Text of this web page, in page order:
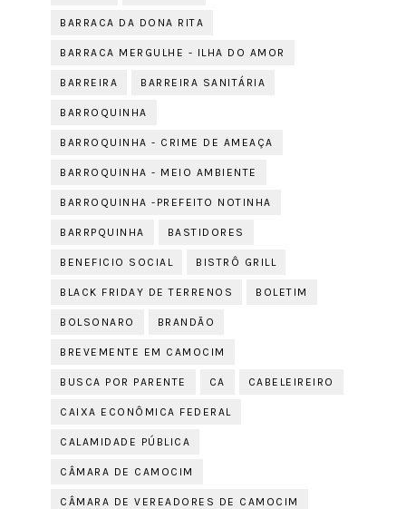
BARRACA DA DONA RITA
BARRACA MERGULHE - ILHA DO AMOR
BARREIRA BARREIRA SANITÁRIA
BARROQUINHA
BARROQUINHA - CRIME DE AMEAÇA
BARROQUINHA - MEIO AMBIENTE
BARROQUINHA -PREFEITO NOTINHA
BARRPQUINHA BASTIDORES
BENEFICIO SOCIAL BISTRÔ GRILL
BLACK FRIDAY DE TERRENOS BOLETIM
BOLSONARO BRANDÃO
BREVEMENTE EM CAMOCIM
BUSCA POR PARENTE CA CABELEIREIRO
CAIXA ECONÔMICA FEDERAL
CALAMIDADE PÚBLICA
CÂMARA DE CAMOCIM
CÂMARA DE VEREADORES DE CAMOCIM